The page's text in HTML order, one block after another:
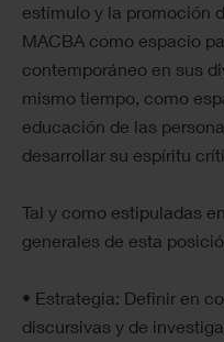
estímulo y la promoción
MACBA como espacio
contemporáneo en sus
mismo tiempo, como
educación de las
desarrollar su espíritu
Tal y como estipuladas
generales de esta
• Estrategia: Definir en
discursivas y de